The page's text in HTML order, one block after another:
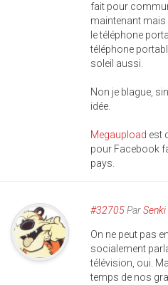
fait pour
maintenant mais
le téléphone
téléphone
soleil aussi.
Non je blague,
idée.
Megaupload est
pour Facebook
pays.
#32705ParSenki
On ne peut pas
socialement
télévision, oui.
temps de nos